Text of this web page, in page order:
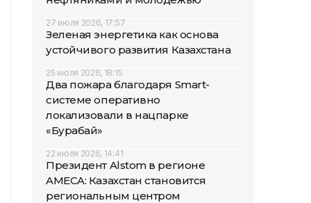
27 июля 2026, 17:57
Зеленая энергетика как основа
устойчивого развития Казахстана
25 июля 2026, 18:15
Два пожара благодаря Smart-
системе оперативно
локализовали в нацпарке
«Бурабай»
22 июля 2026, 14:41
Президент Alstom в регионе
AMECA: Казахстан становится
региональным центром